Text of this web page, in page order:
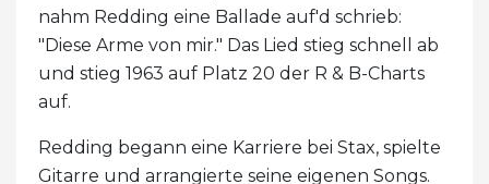
nahm Redding eine Ballade auf'd schrieb:
"Diese Arme von mir." Das Lied stieg schnell ab
und stieg 1963 auf Platz 20 der R & B-Charts
auf.
Redding begann eine Karriere bei Stax, spielte
Gitarre und arrangierte seine eigenen Songs.